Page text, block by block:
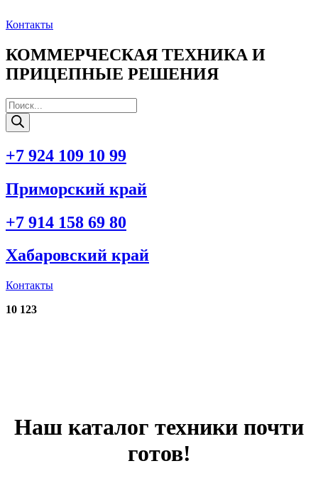
к
Контакты
КОММЕРЧЕСКАЯ ТЕХНИКА И
ПРИЦЕПНЫЕ РЕШЕНИЯ
Поиск
товаров
+7 924 109 10 99
Приморский край
+7 914 158 69 80
Хабаровский край
Контакты
10 123
Наш каталог техники почти
готов!